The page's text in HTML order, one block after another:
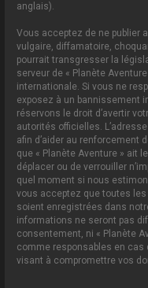
anglais).
Vous acceptez de ne publier
vulgaire, diffamatoire,
pourrait transgresser la
serveur de « Planète
internationale. Si vous ne
exposez à un bannissement
réservons le droit d’avertir
autorités officielles.
afin d’aider au renforcement
que « Planète Aventure » ait
déplacer ou de verrouiller
quel moment si nous
vous acceptez que toutes
soient enregistrées dans
informations ne seront pas
consentement, ni « Planète
comme responsables en
visant à compromettre vos